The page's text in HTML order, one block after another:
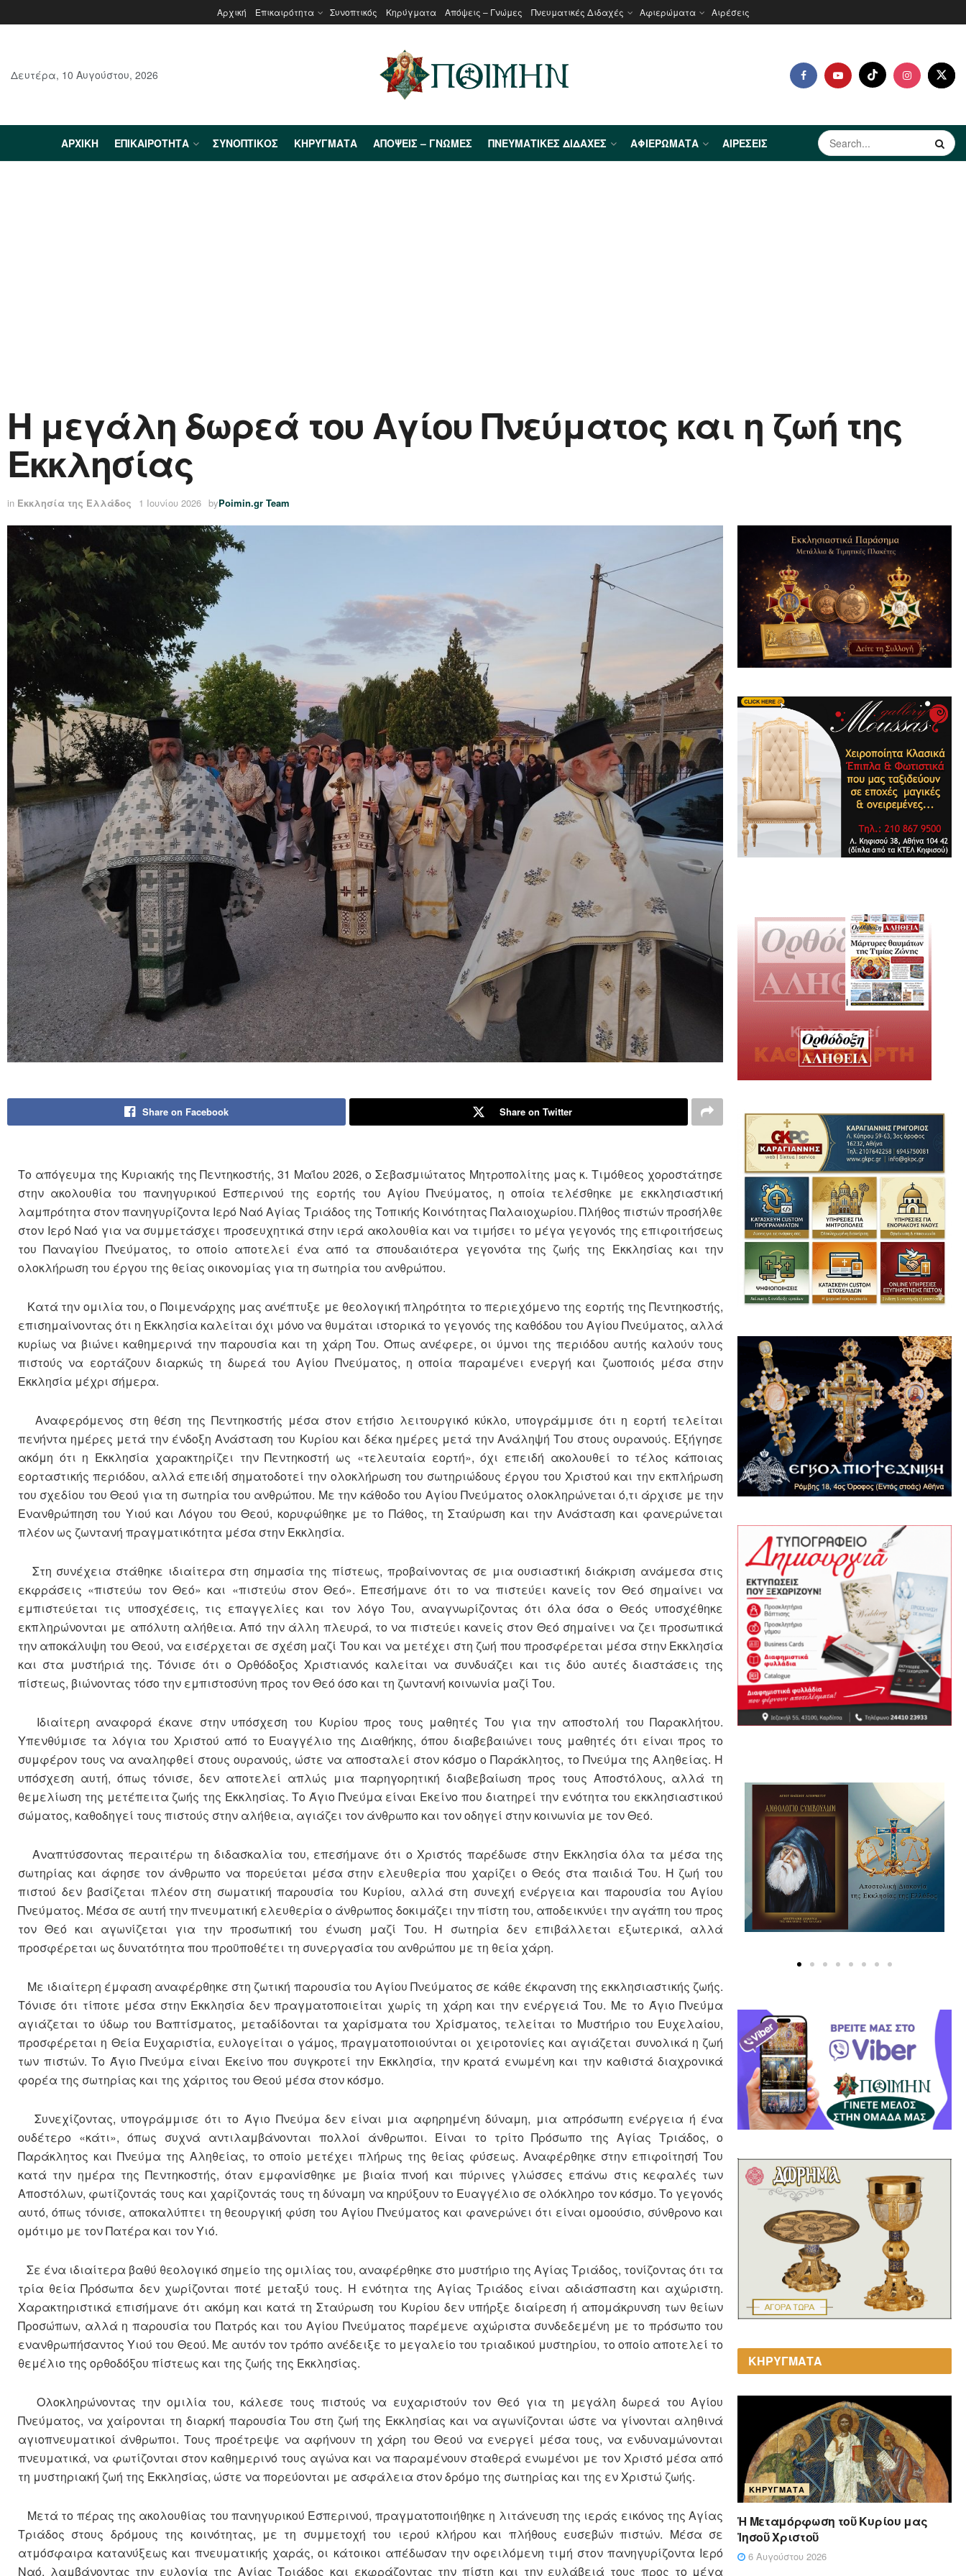
Αρχική Επικαιρότητα Συνοπτικός Κηρύγματα Απόψεις – Γνώμες Πνευματικές Διδαχές Αφιερώματα Αιρέσεις
Δευτέρα, 10 Αυγούστου, 2026
ΑΡΧΙΚΉ ΕΠΙΚΑΙΡΌΤΗΤΑ ΣΥΝΟΠΤΙΚΌΣ ΚΗΡΎΓΜΑΤΑ ΑΠΌΨΕΙΣ – ΓΝΏΜΕΣ ΠΝΕΥΜΑΤΙΚΈΣ ΔΙΔΑΧΈΣ ΑΦΙΕΡΏΜΑΤΑ ΑΙΡΈΣΕΙΣ
Η μεγάλη δωρεά του Αγίου Πνεύματος και η ζωή της
Εκκλησίας
in Εκκλησία της Ελλάδος 1 Ιουνίου 2026 byPoimin.gr Team
Share on Facebook Share on Twitter
Το απόγευμα της Κυριακής της Πεντηκοστής, 31 Μαΐου 2026, ο Σεβασμιώτατος Μητροπολίτης μας κ. Τιμόθεος χοροστάτησε
στην ακολουθία του πανηγυρικού Εσπερινού της εορτής του Αγίου Πνεύματος, η οποία τελέσθηκε με εκκλησιαστική
λαμπρότητα στον πανηγυρίζοντα Ιερό Ναό Αγίας Τριάδος της Τοπικής Κοινότητας Παλαιοχωρίου. Πλήθος πιστών προσήλθε
στον Ιερό Ναό για να συμμετάσχει προσευχητικά στην ιερά ακολουθία και να τιμήσει το μέγα γεγονός της επιφοιτήσεως
του Παναγίου Πνεύματος, το οποίο αποτελεί ένα από τα σπουδαιότερα γεγονότα της ζωής της Εκκλησίας και την
ολοκλήρωση του έργου της θείας οικονομίας για τη σωτηρία του ανθρώπου.
Κατά την ομιλία του, ο Ποιμενάρχης μας ανέπτυξε με θεολογική πληρότητα το περιεχόμενο της εορτής της Πεντηκοστής,
επισημαίνοντας ότι η Εκκλησία καλείται όχι μόνο να θυμάται ιστορικά το γεγονός της καθόδου του Αγίου Πνεύματος, αλλά
κυρίως να βιώνει καθημερινά την παρουσία και τη χάρη Του. Όπως ανέφερε, οι ύμνοι της περιόδου αυτής καλούν τους
πιστούς να εορτάζουν διαρκώς τη δωρεά του Αγίου Πνεύματος, η οποία παραμένει ενεργή και ζωοποιός μέσα στην
Εκκλησία μέχρι σήμερα.
Αναφερόμενος στη θέση της Πεντηκοστής μέσα στον ετήσιο λειτουργικό κύκλο, υπογράμμισε ότι η εορτή τελείται
πενήντα ημέρες μετά την ένδοξη Ανάσταση του Κυρίου και δέκα ημέρες μετά την Ανάληψή Του στους ουρανούς. Εξήγησε
ακόμη ότι η Εκκλησία χαρακτηρίζει την Πεντηκοστή ως «τελευταία εορτή», όχι επειδή ακολουθεί το τέλος κάποιας
εορταστικής περιόδου, αλλά επειδή σηματοδοτεί την ολοκλήρωση του σωτηριώδους έργου του Χριστού και την εκπλήρωση
του σχεδίου του Θεού για τη σωτηρία του ανθρώπου. Με την κάθοδο του Αγίου Πνεύματος ολοκληρώνεται ό,τι άρχισε με την
Ενανθρώπηση του Υιού και Λόγου του Θεού, κορυφώθηκε με το Πάθος, τη Σταύρωση και την Ανάσταση και φανερώνεται
πλέον ως ζωντανή πραγματικότητα μέσα στην Εκκλησία.
Στη συνέχεια στάθηκε ιδιαίτερα στη σημασία της πίστεως, προβαίνοντας σε μια ουσιαστική διάκριση ανάμεσα στις
εκφράσεις «πιστεύω τον Θεό» και «πιστεύω στον Θεό». Επεσήμανε ότι το να πιστεύει κανείς τον Θεό σημαίνει να
εμπιστεύεται τις υποσχέσεις, τις επαγγελίες και τον λόγο Του, αναγνωρίζοντας ότι όλα όσα ο Θεός υποσχέθηκε
εκπληρώνονται με απόλυτη αλήθεια. Από την άλλη πλευρά, το να πιστεύει κανείς στον Θεό σημαίνει να ζει προσωπικά
την αποκάλυψη του Θεού, να εισέρχεται σε σχέση μαζί Του και να μετέχει στη ζωή που προσφέρεται μέσα στην Εκκλησία
και στα μυστήριά της. Τόνισε ότι ο Ορθόδοξος Χριστιανός καλείται να συνδυάζει και τις δύο αυτές διαστάσεις της
πίστεως, βιώνοντας τόσο την εμπιστοσύνη προς τον Θεό όσο και τη ζωντανή κοινωνία μαζί Του.
Ιδιαίτερη αναφορά έκανε στην υπόσχεση του Κυρίου προς τους μαθητές Του για την αποστολή του Παρακλήτου.
Υπενθύμισε τα λόγια του Χριστού από το Ευαγγέλιο της Διαθήκης, όπου διαβεβαιώνει τους μαθητές ότι είναι προς το
συμφέρον τους να αναληφθεί στους ουρανούς, ώστε να αποσταλεί στον κόσμο ο Παράκλητος, το Πνεύμα της Αληθείας. Η
υπόσχεση αυτή, όπως τόνισε, δεν αποτελεί απλώς μια παρηγορητική διαβεβαίωση προς τους Αποστόλους, αλλά τη
θεμελίωση της μετέπειτα ζωής της Εκκλησίας. Το Άγιο Πνεύμα είναι Εκείνο που διατηρεί την ενότητα του εκκλησιαστικού
σώματος, καθοδηγεί τους πιστούς στην αλήθεια, αγιάζει τον άνθρωπο και τον οδηγεί στην κοινωνία με τον Θεό.
Αναπτύσσοντας περαιτέρω τη διδασκαλία του, επεσήμανε ότι ο Χριστός παρέδωσε στην Εκκλησία όλα τα μέσα της
σωτηρίας και άφησε τον άνθρωπο να πορεύεται μέσα στην ελευθερία που χαρίζει ο Θεός στα παιδιά Του. Η ζωή του
πιστού δεν βασίζεται πλέον στη σωματική παρουσία του Κυρίου, αλλά στη συνεχή ενέργεια και παρουσία του Αγίου
Πνεύματος. Μέσα σε αυτή την πνευματική ελευθερία ο άνθρωπος δοκιμάζει την πίστη του, αποδεικνύει την αγάπη του προς
τον Θεό και αγωνίζεται για την προσωπική του ένωση μαζί Του. Η σωτηρία δεν επιβάλλεται εξωτερικά, αλλά
προσφέρεται ως δυνατότητα που προϋποθέτει τη συνεργασία του ανθρώπου με τη θεία χάρη.
Με ιδιαίτερη έμφαση αναφέρθηκε στη ζωτική παρουσία του Αγίου Πνεύματος σε κάθε έκφανση της εκκλησιαστικής ζωής.
Τόνισε ότι τίποτε μέσα στην Εκκλησία δεν πραγματοποιείται χωρίς τη χάρη και την ενέργειά Του. Με το Άγιο Πνεύμα
αγιάζεται το ύδωρ του Βαπτίσματος, μεταδίδονται τα χαρίσματα του Χρίσματος, τελείται το Μυστήριο του Ευχελαίου,
προσφέρεται η Θεία Ευχαριστία, ευλογείται ο γάμος, πραγματοποιούνται οι χειροτονίες και αγιάζεται συνολικά η ζωή
των πιστών. Το Άγιο Πνεύμα είναι Εκείνο που συγκροτεί την Εκκλησία, την κρατά ενωμένη και την καθιστά διαχρονικά
φορέα της σωτηρίας και της χάριτος του Θεού μέσα στον κόσμο.
Συνεχίζοντας, υπογράμμισε ότι το Άγιο Πνεύμα δεν είναι μια αφηρημένη δύναμη, μια απρόσωπη ενέργεια ή ένα
ουδέτερο «κάτι», όπως συχνά αντιλαμβάνονται πολλοί άνθρωποι. Είναι το τρίτο Πρόσωπο της Αγίας Τριάδος, ο
Παράκλητος και Πνεύμα της Αληθείας, το οποίο μετέχει πλήρως της θείας φύσεως. Αναφέρθηκε στην επιφοίτησή Του
κατά την ημέρα της Πεντηκοστής, όταν εμφανίσθηκε με βιαία πνοή και πύρινες γλώσσες επάνω στις κεφαλές των
Αποστόλων, φωτίζοντάς τους και χαρίζοντάς τους τη δύναμη να κηρύξουν το Ευαγγέλιο σε ολόκληρο τον κόσμο. Το γεγονός
αυτό, όπως τόνισε, αποκαλύπτει τη θεουργική φύση του Αγίου Πνεύματος και φανερώνει ότι είναι ομοούσιο, σύνθρονο και
ομότιμο με τον Πατέρα και τον Υιό.
Σε ένα ιδιαίτερα βαθύ θεολογικό σημείο της ομιλίας του, αναφέρθηκε στο μυστήριο της Αγίας Τριάδος, τονίζοντας ότι τα
τρία θεία Πρόσωπα δεν χωρίζονται ποτέ μεταξύ τους. Η ενότητα της Αγίας Τριάδος είναι αδιάσπαστη και αχώριστη.
Χαρακτηριστικά επισήμανε ότι ακόμη και κατά τη Σταύρωση του Κυρίου δεν υπήρξε διαίρεση ή απομάκρυνση των θείων
Προσώπων, αλλά η παρουσία του Πατρός και του Αγίου Πνεύματος παρέμενε αχώριστα συνδεδεμένη με το πρόσωπο του
ενανθρωπήσαντος Υιού του Θεού. Με αυτόν τον τρόπο ανέδειξε το μεγαλείο του τριαδικού μυστηρίου, το οποίο αποτελεί το
θεμέλιο της ορθοδόξου πίστεως και της ζωής της Εκκλησίας.
Ολοκληρώνοντας την ομιλία του, κάλεσε τους πιστούς να ευχαριστούν τον Θεό για τη μεγάλη δωρεά του Αγίου
Πνεύματος, να χαίρονται τη διαρκή παρουσία Του στη ζωή της Εκκλησίας και να αγωνίζονται ώστε να γίνονται αληθινά
αγιοπνευματικοί άνθρωποι. Τους προέτρεψε να αφήνουν τη χάρη του Θεού να ενεργεί μέσα τους, να ενδυναμώνονται
πνευματικά, να φωτίζονται στον καθημερινό τους αγώνα και να παραμένουν σταθερά ενωμένοι με τον Χριστό μέσα από
τη μυστηριακή ζωή της Εκκλησίας, ώστε να πορεύονται με ασφάλεια στον δρόμο της σωτηρίας και της εν Χριστώ ζωής.
Μετά το πέρας της ακολουθίας του πανηγυρικού Εσπερινού, πραγματοποιήθηκε η λιτάνευση της ιεράς εικόνος της Αγίας
Τριάδος στους δρόμους της κοινότητας, με τη συμμετοχή του ιερού κλήρου και πλήθους ευσεβών πιστών. Μέσα σε
ατμόσφαιρα κατανύξεως και πνευματικής χαράς, οι κάτοικοι απέδωσαν την οφειλόμενη τιμή στον πανηγυρίζοντα Ιερό
Ναό, λαμβάνοντας την ευλογία της Αγίας Τριάδος και εκφράζοντας την πίστη και την ευλάβειά τους προς το μέγα
ΚΗΡΥΓΜΑΤΑ
ΚΗΡΎΓΜΑΤΑ
Ἡ Μεταμόρφωση τοῦ Κυρίου μας
Ἰησοῦ Χριστοῦ
6 Αυγούστου 2026